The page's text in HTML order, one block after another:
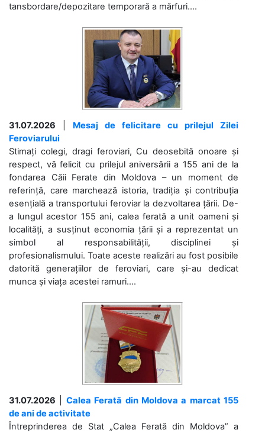
tansbordare/depozitare temporară a mărfuri....
31.07.2026
Mesaj de felicitare cu prilejul Zilei
Feroviarului
Stimați colegi, dragi feroviari, Cu deosebită onoare și
respect, vă felicit cu prilejul aniversării a 155 ani de la
fondarea Căii Ferate din Moldova – un moment de
referință, care marchează istoria, tradiția și contribuția
esențială a transportului feroviar la dezvoltarea țării. De-
a lungul acestor 155 ani, calea ferată a unit oameni și
localități, a susținut economia țării și a reprezentat un
simbol al responsabilității, disciplinei și
profesionalismului. Toate aceste realizări au fost posibile
datorită generațiilor de feroviari, care și-au dedicat
munca și viața acestei ramuri....
31.07.2026
Calea Ferată din Moldova a marcat 155
de ani de activitate
Întreprinderea de Stat „Calea Ferată din Moldova” a